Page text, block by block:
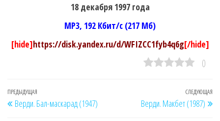
18 декабря 1997 года
MP3, 192 Кбит/c (217 Мб)
[hide]https://disk.yandex.ru/d/WFIZCC1fyb4q6g[/hide]
0
Навигация
по
Предыдущая
запись
ПРЕДЫДУЩАЯ
Верди. Бал-маскарад (1947)
СЛЕДУЮЩАЯ
Верди. Макбет (1987)